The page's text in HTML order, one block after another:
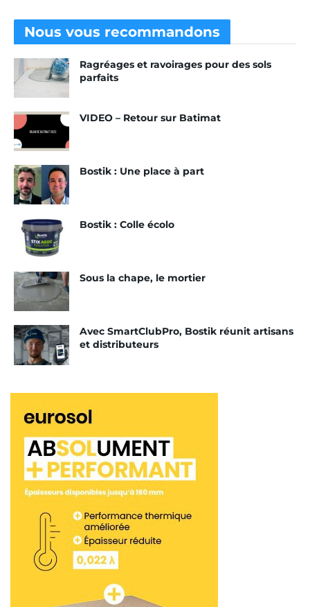
Nous vous recommandons
Ragréages et ravoirages pour des sols
parfaits
VIDEO – Retour sur Batimat
Bostik : Une place à part
Bostik : Colle écolo
Sous la chape, le mortier
Avec SmartClubPro, Bostik réunit artisans
et distributeurs